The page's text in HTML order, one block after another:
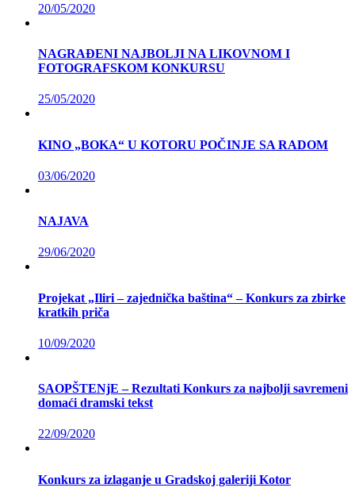
20/05/2020
NAGRAĐENI NAJBOLJI NA LIKOVNOM I
FOTOGRAFSKOM KONKURSU
25/05/2020
KINO „BOKA“ U KOTORU POČINJE SA RADOM
03/06/2020
NAJAVA
29/06/2020
Projekat „Iliri – zajednička baština“ – Konkurs za zbirke
kratkih priča
10/09/2020
SAOPŠTENjE – Rezultati Konkurs za najbolji savremeni
domaći dramski tekst
22/09/2020
Konkurs za izlaganje u Gradskoj galeriji Kotor